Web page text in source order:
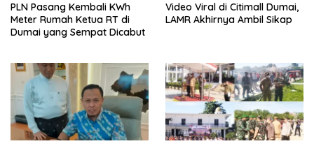
PLN Pasang Kembali KWh
Meter Rumah Ketua RT di
Dumai yang Sempat Dicabut
Video Viral di Citimall Dumai,
LAMR Akhirnya Ambil Sikap